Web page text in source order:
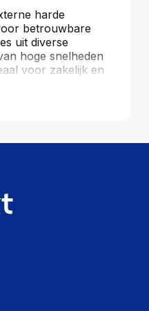
harde
betrouwbare
uit diverse
hoge snelheden
voor zakelijk en
Bewaar grote